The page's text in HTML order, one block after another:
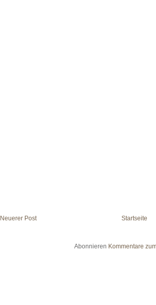
Neuerer Post Startseite
Abonnieren Kommentare